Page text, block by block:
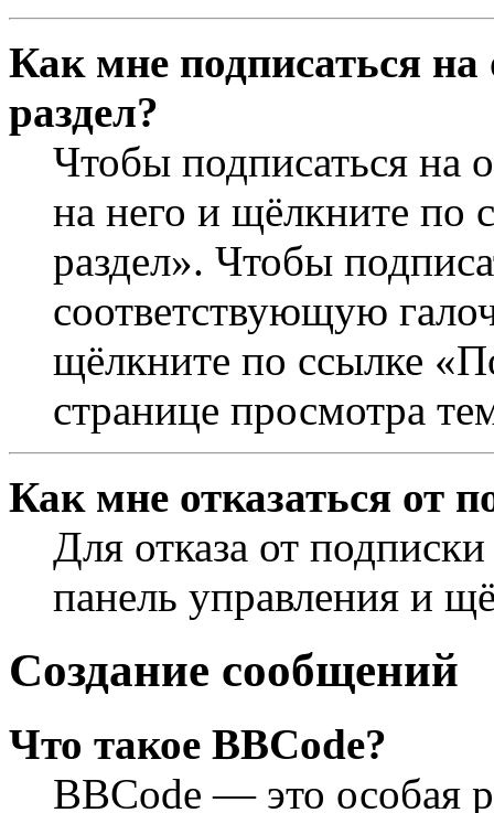
Как мне подписаться
раздел?
Чтобы подписаться на
на него и щёлкните по
раздел». Чтобы
соответствующую
щёлкните по ссылке
странице просмотра
Как мне отказаться от
Для отказа от
панель управления и
Создание сообщений
Что такое BBCode?
BBCode — это особая